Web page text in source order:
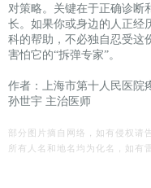
对策略。关键在于正确诊
长。如果你或身边的人正经
科的帮助，不必独自忍受这
害怕它的“拆弹专家”。
作者：上海市第十人民医院
孙世宇 主治医师
部分图片摘自网络，如有侵权请
所有人名和地名均为化名，如有